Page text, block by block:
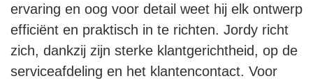
ervaring en oog voor detail weet hij elk ontwerp
efficiënt en praktisch in te richten. Jordy richt
zich, dankzij zijn sterke klantgerichtheid, op de
serviceafdeling en het klantencontact. Voor